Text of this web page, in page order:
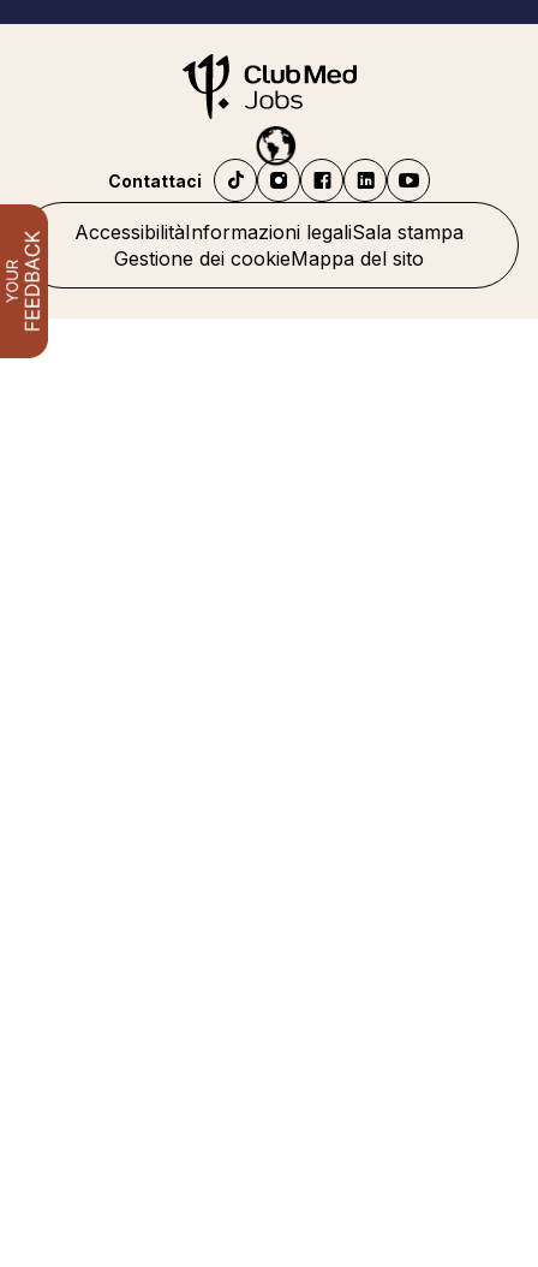
AccessibilitàInformazioni legaliSala stampa
Gestione dei cookieMappa del sito
Contattaci